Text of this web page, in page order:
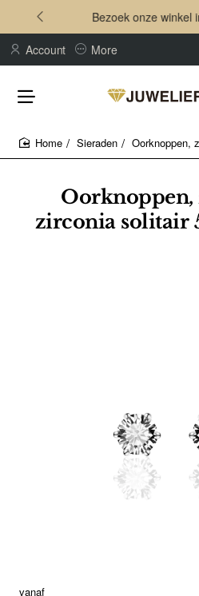
Bezoek onze winkel
Account More
zirconia solitair
Sieraden Oorknoppen,
vanaf